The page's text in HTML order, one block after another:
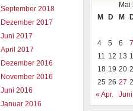
September 2018
Dezember 2017
Juni 2017
April 2017
Dezember 2016
November 2016
Juni 2016
Januar 2016
Mai
M
D M
4
5 6 7
11 12 13
18 19 20
25 26 27
« Apr.